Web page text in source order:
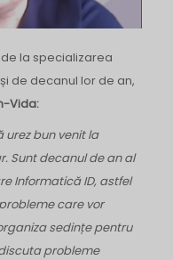
la specializarea
de decanul lor de an,
Vida:
urez bun venit la
Sunt decanul de an al
Informatică ID, astfel
care vor
sedințe pentru
probleme